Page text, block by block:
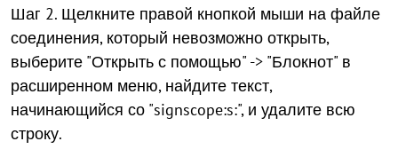
Шаг 2. Щелкните правой кнопкой мыши на файле
соединения, который невозможно открыть,
выберите "Открыть с помощью" -> "Блокнот" в
расширенном меню, найдите текст,
начинающийся со "signscope:s:", и удалите всю
строку.